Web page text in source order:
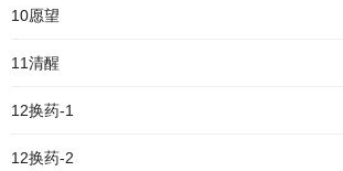
10愿望
11清醒
12换药-1
12换药-2